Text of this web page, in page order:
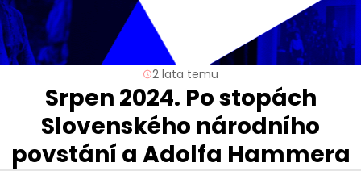
2 lata temu
Srpen 2024. Po stopách
Slovenského národního
povstání a Adolfa Hammera